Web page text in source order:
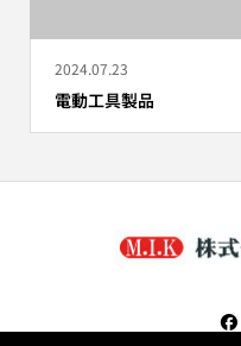
2024.07.23
電動工具製品